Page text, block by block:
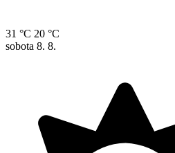
31 °C 20 °C
sobota 8. 8.